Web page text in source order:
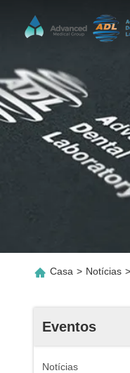
Casa > Notícias >
Eventos
Notícias